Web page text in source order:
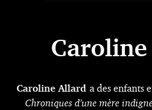
Caroline Allard a des enfants
Chroniques d’une mère indigne